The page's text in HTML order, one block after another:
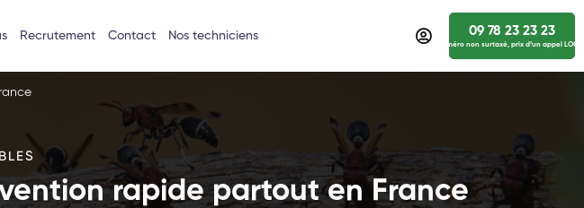
Recrutement Contact Nos techniciens 09 78 23 23 23
numéro non surtaxé, prix d’un appel
rapide partout en France